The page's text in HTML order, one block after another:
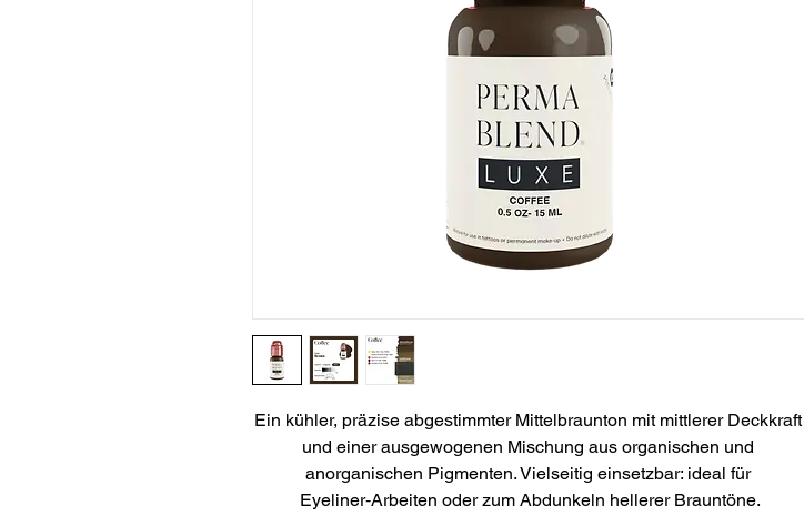
Ein kühler, präzise abgestimmter Mittelbraunton mit mittlerer Deckkraft
und einer ausgewogenen Mischung aus organischen und
anorganischen Pigmenten. Vielseitig einsetzbar: ideal für
Eyeliner‑Arbeiten oder zum Abdunkeln hellerer Brauntöne.